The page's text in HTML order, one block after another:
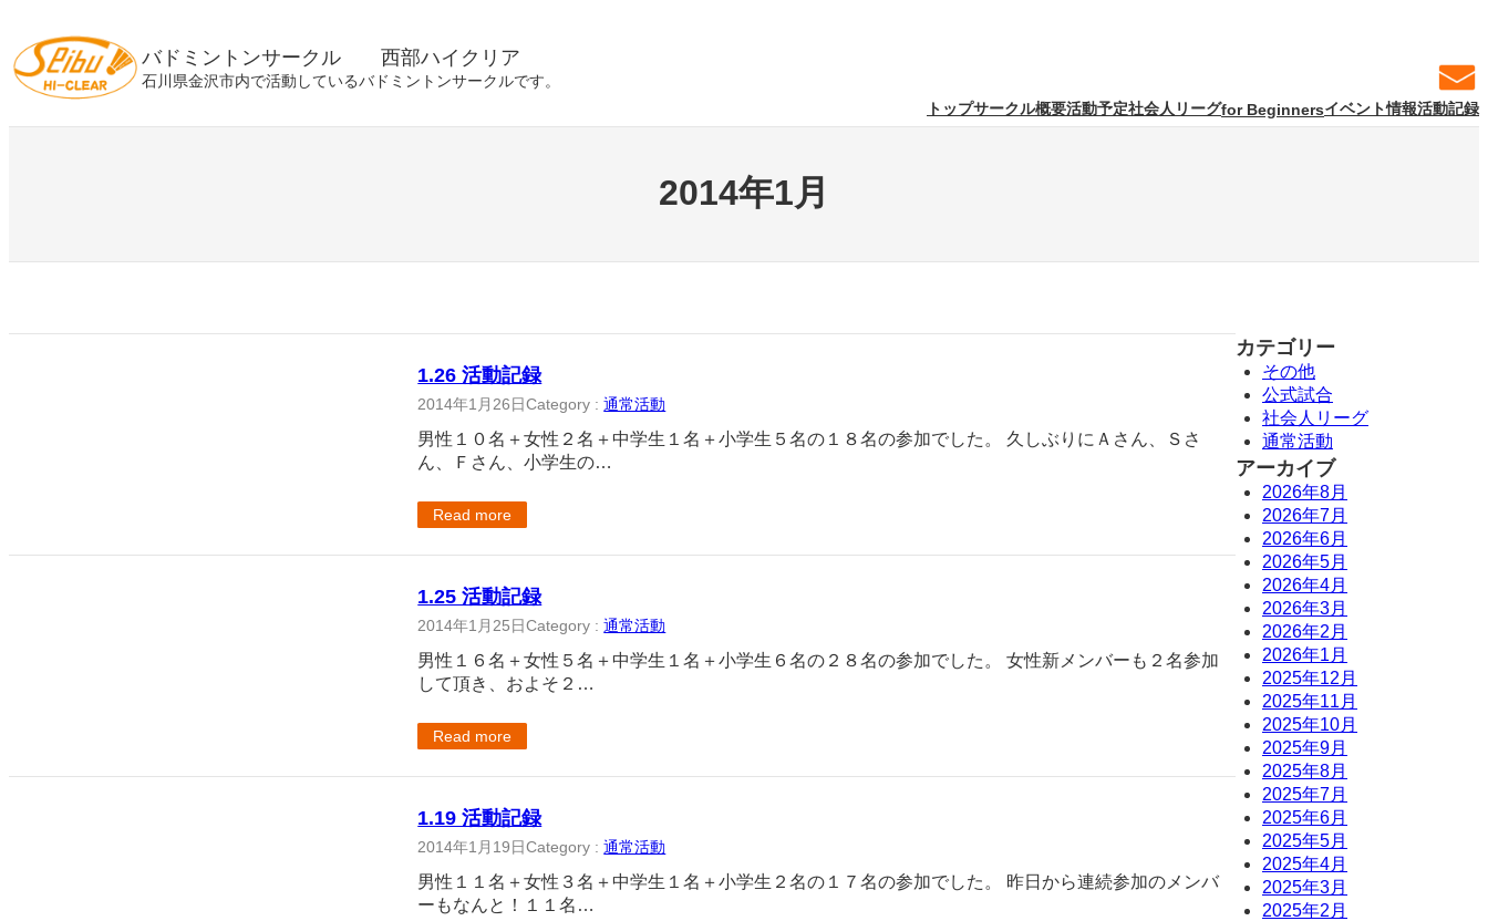
を
ス
バドミントンサークル 西部ハイクリア
石川県金沢市内で活動しているバドミントンサークルです。
トップサークル概要活動予定社会人リーグfor Beginnersイベント情報活動記録
2014年1月
1.26 活動記録
2014年1月26日Category :通常活動
男性１０名＋女性２名＋中学生１名＋小学生５名の１８名の参加でした。 久しぶりにＡさん、Ｓさ
ん、Ｆさん、小学生の…
Read more
1.25 活動記録
2014年1月25日Category :通常活動
男性１６名＋女性５名＋中学生１名＋小学生６名の２８名の参加でした。 女性新メンバーも２名参加
して頂き、およそ２…
Read more
1.19 活動記録
2014年1月19日Category :通常活動
男性１１名＋女性３名＋中学生１名＋小学生２名の１７名の参加でした。 昨日から連続参加のメンバ
ーもなんと！１１名…
カテゴリー
その他
公式試合
社会人リーグ
通常活動
アーカイブ
2026年8月
2026年7月
2026年6月
2026年5月
2026年4月
2026年3月
2026年2月
2026年1月
2025年12月
2025年11月
2025年10月
2025年9月
2025年8月
2025年7月
2025年6月
2025年5月
2025年4月
2025年3月
2025年2月